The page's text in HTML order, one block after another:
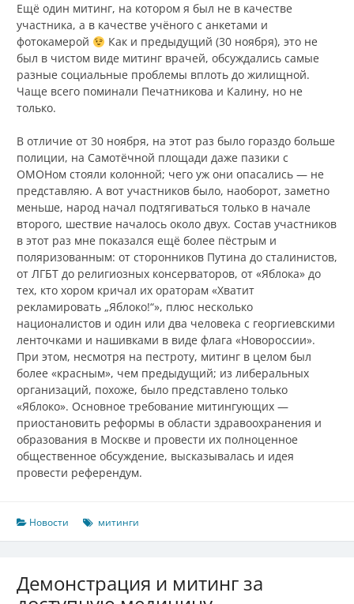
Ещё один митинг, на котором я был не в качестве
участника, а в качестве учёного с анкетами и
фотокамерой
Как и предыдущий (30 ноября), это не
был в чистом виде митинг врачей, обсуждались самые
разные социальные проблемы вплоть до жилищной.
Чаще всего поминали Печатникова и Калину, но не
только.
В отличие от 30 ноября, на этот раз было гораздо больше
полиции, на Самотёчной площади даже пазики с
ОМОНом стояли колонной; чего уж они опасались — не
представляю. А вот участников было, наоборот, заметно
меньше, народ начал подтягиваться только в начале
второго, шествие началось около двух. Состав участников
в этот раз мне показался ещё более пёстрым и
поляризованным: от сторонников Путина до сталинистов,
от ЛГБТ до религиозных консерваторов, от «Яблока» до
тех, кто хором кричал их ораторам «Хватит
рекламировать „Яблоко!“», плюс несколько
националистов и один или два человека с георгиевскими
ленточками и нашивками в виде флага «Новороссии».
При этом, несмотря на пестроту, митинг в целом был
более «красным», чем предыдущий; из либеральных
организаций, похоже, было представлено только
«Яблоко». Основное требование митингующих —
приостановить реформы в области здравоохранения и
образования в Москве и провести их полноценное
общественное обсуждение, высказывалась и идея
провести референдум.
Новости митинги
Демонстрация и митинг за